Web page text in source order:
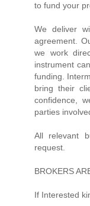
to fund your
We deliver
agreement.
we work
instrument
funding.
bring their
confidence,
parties
All relevant
request.
BROKERS
If Interested